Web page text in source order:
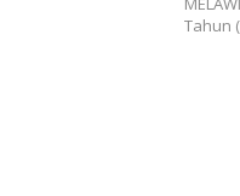
Tahun